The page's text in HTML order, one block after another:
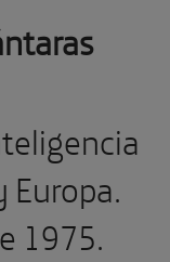
Europa.
1975.